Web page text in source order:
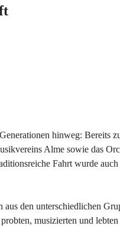
hinweg: Bereits
Alme sowie das
Fahrt wurde
den unterschiedlichen
musizierten und